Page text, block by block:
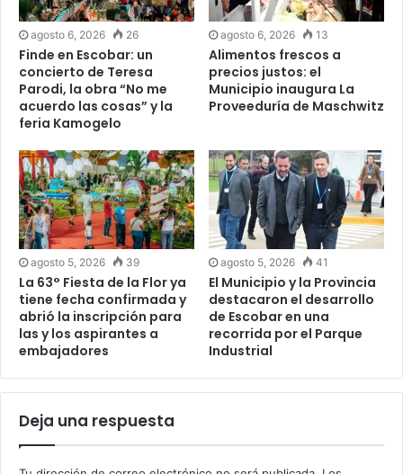
agosto 6, 2026 26
Finde en Escobar: un
concierto de Teresa
Parodi, la obra “No me
acuerdo las cosas” y la
feria Kamogelo
agosto 6, 2026 13
Alimentos frescos a
precios justos: el
Municipio inaugura La
Proveeduría de Maschwitz
agosto 5, 2026 39
La 63° Fiesta de la Flor ya
tiene fecha confirmada y
abrió la inscripción para
las y los aspirantes a
embajadores
agosto 5, 2026 41
El Municipio y la Provincia
destacaron el desarrollo
de Escobar en una
recorrida por el Parque
Industrial
Deja una respuesta